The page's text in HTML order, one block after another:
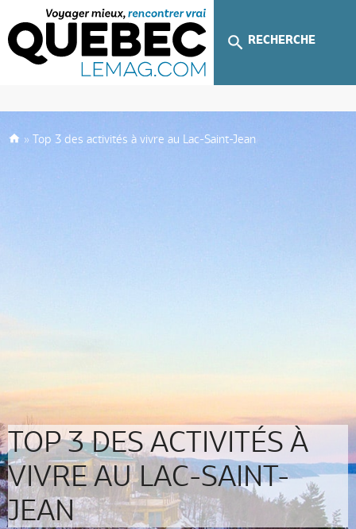
RECHERCHE
» Top 3 des activités à vivre au Lac-Saint-Jean
TOP 3 DES ACTIVITÉS À
VIVRE AU LAC-SAINT-
JEAN